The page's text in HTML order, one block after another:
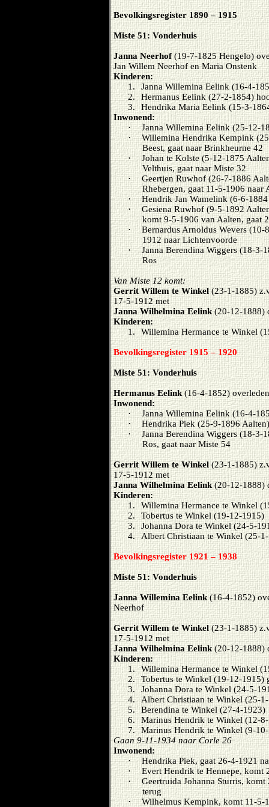
Bevolkingsregister 1890 – 1915
Miste 51: Vonderhuis
Janna Neerhof(19-7-1825 Hengelo)
Jan Willem Neerhof en Maria Onstenk
Kinderen:
1.
Janna Willemina Eelink (16-4-
2.
Hermanus Eelink (27-2-1854)
3.
Hendrika Maria Eelink (15-3-
Inwonend:
·
Janna Willemina Eelink (25-12-
·
Willemina Hendrika Kempink
Beest, gaat naar Brinkheurne 42
·
Johan te Kolste (5-12-1875
Velthuis, gaat naar Miste 32
·
Geertjen Ruwhof (26-7-1886
Rhebergen, gaat 11-5-1906 naar
·
Hendrik Jan Wamelink (6-6-
·
Gesiena Ruwhof (9-5-1892
komt 9-5-1906 van Aalten, gaat
·
Bernardus Arnoldus Wevers
1912 naar Lichtenvoorde
·
Janna Berendina Wiggers (18-3-
Ros
Van Miste 12 komt:
Gerrit Willem te Winkel(23-1-1885)
17-5-1912 met
Janna Wilhelmina Eelink(20-12-1888)
Kinderen:
1.
Willemina Hermance te Winkel
Bevolkingsregister 1915 – 1920
Miste 51: Vonderhuis
Hermanus Eelink(16-4-1852)
Inwonend:
·
Janna Willemina Eelink (16-4-
·
Hendrika Piek (25-9-1896
·
Janna Berendina Wiggers (18-3-
Ros, gaat naar Miste 54
Gerrit Willem te Winkel(23-1-1885)
17-5-1912 met
Janna Wilhelmina Eelink(20-12-1888)
Kinderen:
1.
Willemina Hermance te Winkel
2.
Tobertus te Winkel (19-12-1915)
3.
Johanna Dora te Winkel (24-5-
4.
Albert Christiaan te Winkel (25-
Bevolkingsregister 1921 – 1938
Miste 51: Vonderhuis
Janna Willemina Eelink (16-4-1852)
Neerhof
Gerrit Willem te Winkel(23-1-1885)
17-5-1912 met
Janna Wilhelmina Eelink(20-12-1888)
Kinderen:
1.
Willemina Hermance te Winkel
2.
Tobertus te Winkel (19-12-1915)
3.
Johanna Dora te Winkel (24-5-
4.
Albert Christiaan te Winkel (25-
5.
Berendina te Winkel (27-4-1923)
6.
Marinus Hendrik te Winkel (12-
7.
Marinus Hendrik te Winkel (9-
Gaan 9-11-1934 naar Corle 26
Inwonend:
·
Hendrika Piek, gaat 26-4-1921
·
Evert Hendrik te Hennepe, komt
·
Geertruida Johanna Sturris,
terug
·
Wilhelmus Kempink, komt 11-5-